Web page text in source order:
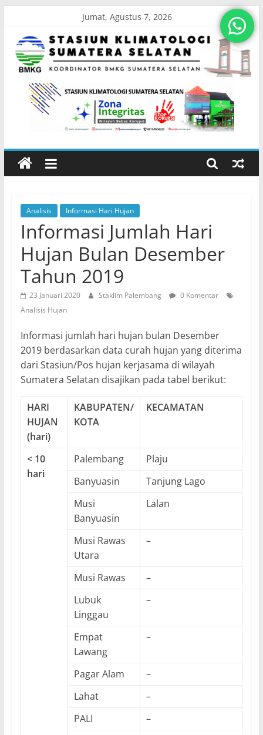
content
Jumat, Agustus 7, 2026
Stasiun
Klimatologi
Sumatera
Koordinator
BMKG
Sumatera
Selatan
Analisis Informasi Hari Hujan
Informasi Jumlah Hari
Hujan Bulan Desember
Tahun 2019
23 Januari 2020 Staklim Palembang
0 Komentar
Analisis Hujan
Informasi jumlah hari hujan bulan Desember
2019 berdasarkan data curah hujan yang diterima
dari Stasiun/Pos hujan kerjasama di wilayah
Sumatera Selatan disajikan pada tabel berikut:
HARI
HUJAN
(hari)
KABUPATEN/
KOTA
KECAMATAN
< 10
hari
Palembang
Plaju
Banyuasin
Tanjung Lago
Musi
Banyuasin
Lalan
Musi Rawas
Utara
–
Musi Rawas
–
Lubuk
Linggau
–
Empat
Lawang
–
Pagar Alam
–
Lahat
–
PALI
–